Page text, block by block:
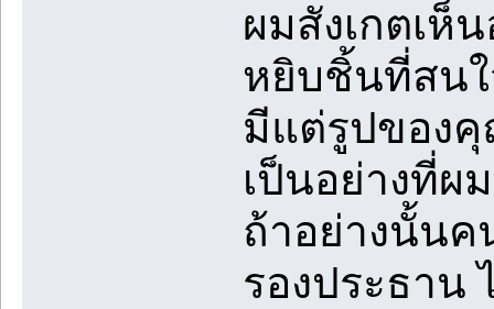
ผมสังเกตเห็
หยิบชิ้นที่สน
มีแต่รูปของ
เป็นอย่างที่ผ
ถ้าอย่างนั้นค
รองประธาน